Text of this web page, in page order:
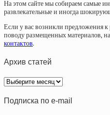
На этом сайте мы собираем самые
развлекательные и иногда
Если у вас возникли предложения к
поводу размещенных материалов,
контактов.
Архив статей
Архив
статей
Подписка по e-mail